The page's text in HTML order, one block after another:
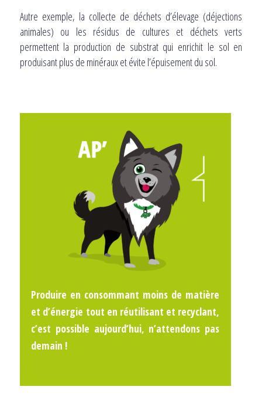
Autre exemple, la collecte de déchets d’élevage (déjections
animales) ou les résidus de cultures et déchets verts
permettent la production de substrat qui enrichit le sol en
produisant plus de minéraux et évite l’épuisement du sol.
Produire en consommant moins de matière
et d’énergie tout en réutilisant et recyclant,
c’est possible aujourd’hui, n’attendons pas
demain !